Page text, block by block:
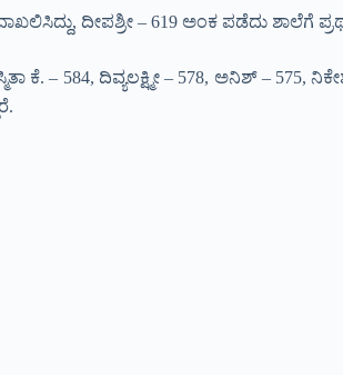
ದೀಪಶ್ರೀ – 619 ಅಂಕ ಪಡೆದು ಶಾಲೆಗೆ
ಕೆ. – 584, ದಿವ್ಯಲಕ್ಷ್ಮೀ – 578, ಅನಿಶ್ – 575,